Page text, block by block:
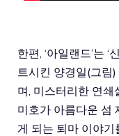
한편, ‘아일랜드’는 ‘
트시킨 양경일(그림
며, 미스터리한 연
미호가 아름다운 섬
게 되는 퇴마 이야